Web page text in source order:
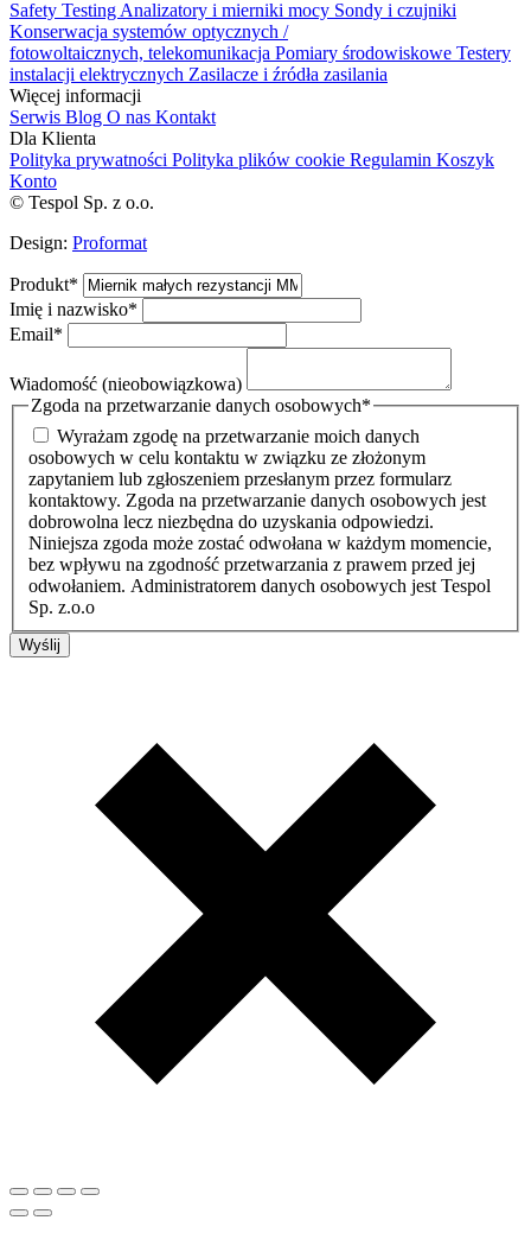
Safety TestingAnalizatory i mierniki mocy Sondy i czujniki
Konserwacja systemów optycznych /
fotowoltaicznych, telekomunikacja Pomiary środowiskowe Testery
instalacji elektrycznych Zasilacze i źródła zasilania
Więcej informacji
Serwis Blog O nas Kontakt
Dla Klienta
Polityka prywatności Polityka plików cookie Regulamin Koszyk
Konto
© Tespol Sp. z o.o.
Design: Proformat
Produkt*
Imię i nazwisko*
Email*
Wiadomość (nieobowiązkowa)
Zgoda na przetwarzanie danych osobowych*
Wyrażam zgodę na przetwarzanie moich danych
osobowych w celu kontaktu w związku ze złożonym
zapytaniem lub zgłoszeniem przesłanym przez formularz
kontaktowy. Zgoda na przetwarzanie danych osobowych jest
dobrowolna lecz niezbędna do uzyskania odpowiedzi.
Niniejsza zgoda może zostać odwołana w każdym momencie,
bez wpływu na zgodność przetwarzania z prawem przed jej
odwołaniem. Administratorem danych osobowych jest Tespol
Sp. z.o.o
Wyślij